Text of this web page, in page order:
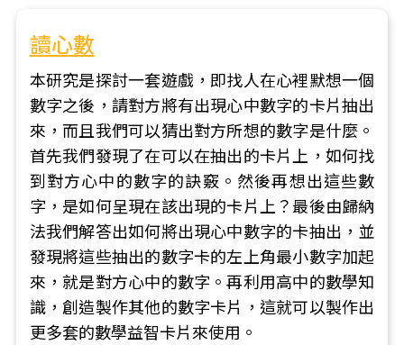
讀心數
本研究是探討一套遊戲，即找人在心裡默想一個
數字之後，請對方將有出現心中數字的卡片抽出
來，而且我們可以猜出對方所想的數字是什麼。
首先我們發現了在可以在抽出的卡片上，如何找
到對方心中的數字的訣竅。然後再想出這些數
字，是如何呈現在該出現的卡片上？最後由歸納
法我們解答出如何將出現心中數字的卡抽出，並
發現將這些抽出的數字卡的左上角最小數字加起
來，就是對方心中的數字。再利用高中的數學知
識，創造製作其他的數字卡片，這就可以製作出
更多套的數學益智卡片來使用。